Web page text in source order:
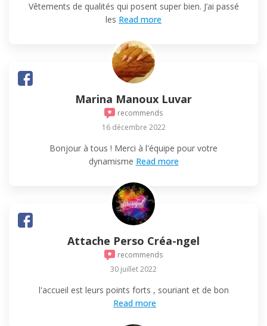
Vêtements de qualités qui posent super bien. J’ai passé
les Read more
Marina Manoux Luvar
recommends
16 décembre 2022
Bonjour à tous ! Merci à l'équipe pour votre
dynamisme Read more
Attache Perso Créa-ngel
recommends
30 juillet 2022
l'accueil est leurs points forts , souriant et de bon
Read more